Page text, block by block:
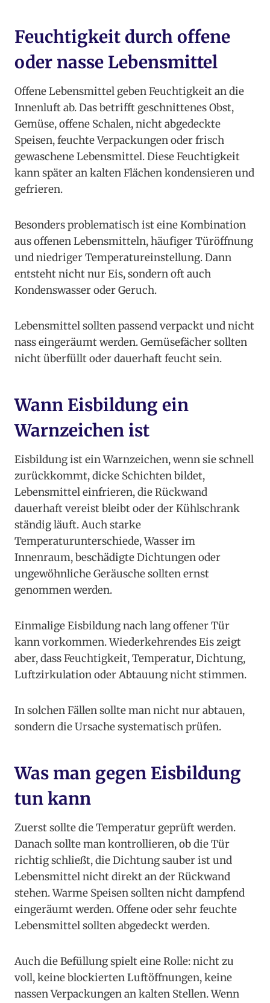
Feuchtigkeit durch offene
oder nasse Lebensmittel
Offene Lebensmittel geben Feuchtigkeit an die
Innenluft ab. Das betrifft geschnittenes Obst,
Gemüse, offene Schalen, nicht abgedeckte
Speisen, feuchte Verpackungen oder frisch
gewaschene Lebensmittel. Diese Feuchtigkeit
kann später an kalten Flächen kondensieren und
gefrieren.
Besonders problematisch ist eine Kombination
aus offenen Lebensmitteln, häufiger Türöffnung
und niedriger Temperatureinstellung. Dann
entsteht nicht nur Eis, sondern oft auch
Kondenswasser oder Geruch.
Lebensmittel sollten passend verpackt und nicht
nass eingeräumt werden. Gemüsefächer sollten
nicht überfüllt oder dauerhaft feucht sein.
Wann Eisbildung ein
Warnzeichen ist
Eisbildung ist ein Warnzeichen, wenn sie schnell
zurückkommt, dicke Schichten bildet,
Lebensmittel einfrieren, die Rückwand
dauerhaft vereist bleibt oder der Kühlschrank
ständig läuft. Auch starke
Temperaturunterschiede, Wasser im
Innenraum, beschädigte Dichtungen oder
ungewöhnliche Geräusche sollten ernst
genommen werden.
Einmalige Eisbildung nach lang offener Tür
kann vorkommen. Wiederkehrendes Eis zeigt
aber, dass Feuchtigkeit, Temperatur, Dichtung,
Luftzirkulation oder Abtauung nicht stimmen.
In solchen Fällen sollte man nicht nur abtauen,
sondern die Ursache systematisch prüfen.
Was man gegen Eisbildung
tun kann
Zuerst sollte die Temperatur geprüft werden.
Danach sollte man kontrollieren, ob die Tür
richtig schließt, die Dichtung sauber ist und
Lebensmittel nicht direkt an der Rückwand
stehen. Warme Speisen sollten nicht dampfend
eingeräumt werden. Offene oder sehr feuchte
Lebensmittel sollten abgedeckt werden.
Auch die Befüllung spielt eine Rolle: nicht zu
voll, keine blockierten Luftöffnungen, keine
nassen Verpackungen an kalten Stellen. Wenn